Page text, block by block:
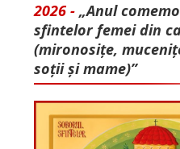
2026 - „Anul
sfintelor femei din
(mironosițe,
soții și mame)”